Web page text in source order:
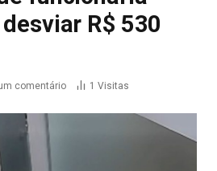
R$ 530
comentário 1 Visitas